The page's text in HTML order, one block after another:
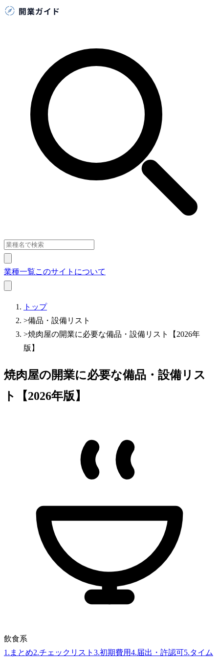
業種一覧このサイトについて
トップ
>備品・設備リスト
>焼肉屋の開業に必要な備品・設備リスト【2026年
版】
焼肉屋の開業に必要な備品・設備リス
ト【2026年版】
飲食系
1 . まとめ2.チェックリスト 3.初期費用4.届出・許認可5.タイム